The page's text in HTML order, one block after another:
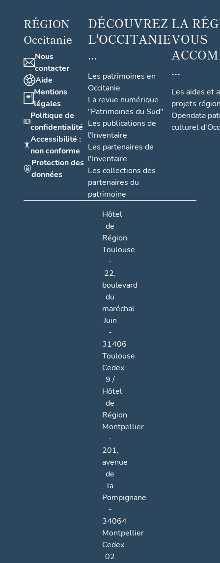
RÉGION
Occitanie
Nous
contacter
Aide
Mentions
légales
Politique de
confidentialité
Accessibilité :
non conforme
Protection des
données
DÉCOUVREZ
L'OCCITANIE
...
Les patrimoines en
Occitanie
La revue numérique
"Patrimoines du Sud"
Les publications de
l'Inventaire
Les partenaires de
l'Inventaire
Les collections des
partenaires du
patrimoine
LA
VOUS
...
Les aides et
projets
Opendata
culturel
Hôtel
de
Région
Toulouse
-
22,
boulevard
du
maréchal
Juin
-
31406
Toulouse
Cedex
9 /
Hôtel
de
Région
Montpellier
-
201,
avenue
de
la
Pompignane
-
34064
Montpellier
Cedex
02